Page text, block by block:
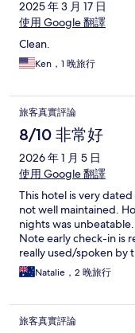
2025 年 3 月 17 日
使用 Google 翻譯
Clean.
Ken，1 晚旅行
旅客真實評論
8/10 非常好
2026 年 1 月 5 日
使用 Google 翻譯
This hotel is very
not well maintained.
nights was
Note early check-in is
really used/spoken by
who want a clean,
not worried about decor.
Natalie，2 晚旅行
旅客真實評論